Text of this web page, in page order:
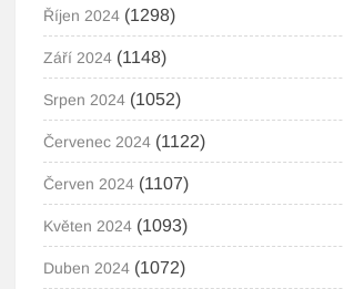
Říjen 2024 (1298)
Září 2024 (1148)
Srpen 2024 (1052)
Červenec 2024 (1122)
Červen 2024 (1107)
Květen 2024 (1093)
Duben 2024 (1072)